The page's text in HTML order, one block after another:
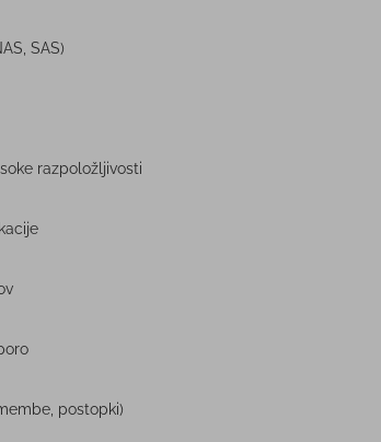
SAS)
razpoložljivosti
postopki)